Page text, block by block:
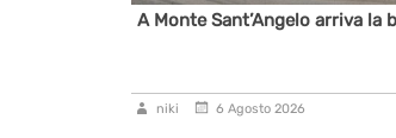
A Monte Sant’Angelo arriva la
niki 6 Agosto 2026